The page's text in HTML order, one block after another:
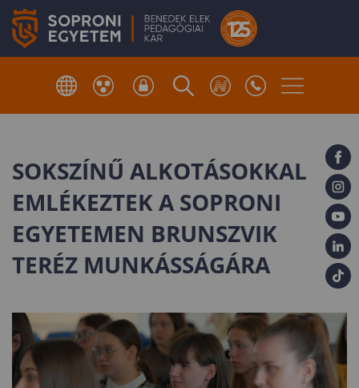
SOKSZÍNŰ ALKOTÁSOKKAL
EMLÉKEZTEK A SOPRONI
EGYETEMEN BRUNSZVIK
TERÉZ MUNKÁSSÁGÁRA